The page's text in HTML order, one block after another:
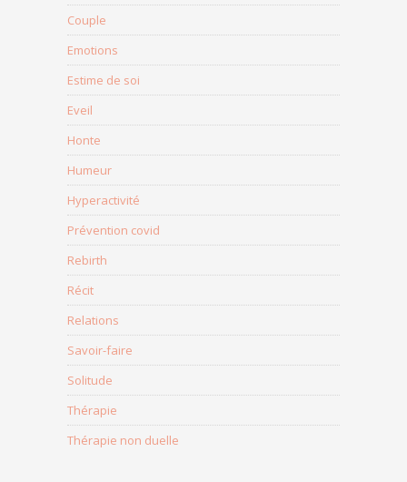
Couple
Emotions
Estime de soi
Eveil
Honte
Humeur
Hyperactivité
Prévention covid
Rebirth
Récit
Relations
Savoir-faire
Solitude
Thérapie
Thérapie non duelle